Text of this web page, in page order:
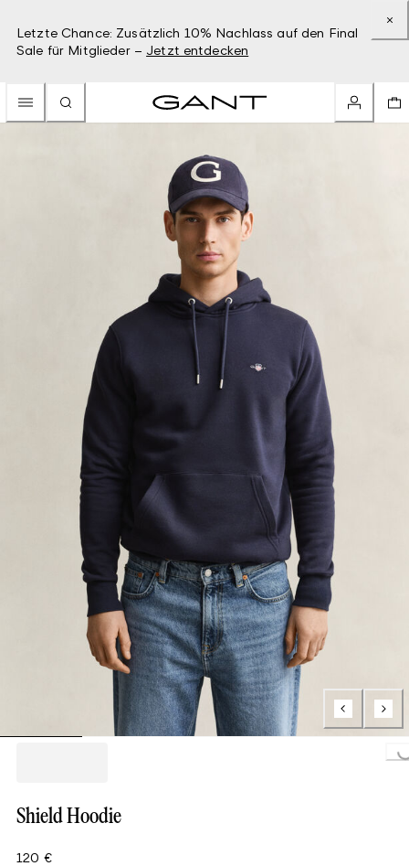
Letzte Chance: Zusätzlich 10% Nachlass auf den Final
Sale für Mitglieder – Jetzt entdecken
Loading...
Shield Hoodie
120 €